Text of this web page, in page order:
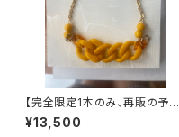
【完全限定1本のみ、再販の予定
はありません】ヴィンテージパー
ツで作ったネックレス
¥13,500